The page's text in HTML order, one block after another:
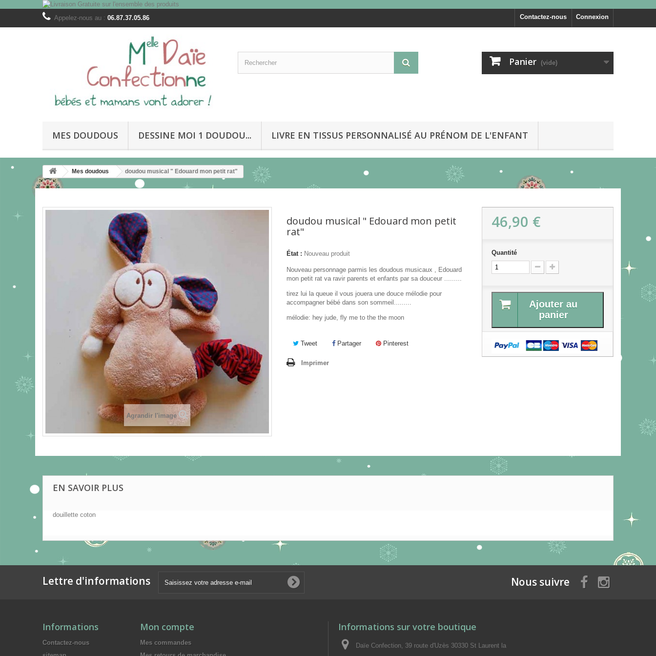
Connexion
Contactez-nous
Appelez-nous au : 06.87.37.05.86
Panier (vide)
MES DOUDOUS DESSINE MOI 1 DOUDOU... LIVRE EN TISSUS PERSONNALISÉ AU PRÉNOM DE L'ENFANT
Mes doudous doudou musical " Edouard mon petit rat"
Agrandir l'image
doudou musical " Edouard mon petit
rat"
État : Nouveau produit
Nouveau personnage parmis les doudous musicaux , Edouard
mon petit rat va ravir parents et enfants par sa douceur .........
tirez lui la queue il vous jouera une douce mélodie pour
accompagner bébé dans son sommeil.........
mélodie: hey jude, fly me to the the moon
Tweet Partager Pinterest
Imprimer
46,90 €
Quantité
Ajouter au
panier
EN SAVOIR PLUS
douillette coton
Lettre d'informations Nous suivre
Informations
Contactez-nous
Mon compte
Mes commandes
Informations sur votre boutique
Daïe Confection, 39 route d'Uzès 30330 St Laurent la